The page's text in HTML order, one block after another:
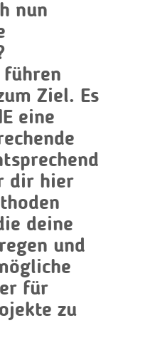
nun
führen
Ziel. Es
eine
dir hier
deine
und
für
zu